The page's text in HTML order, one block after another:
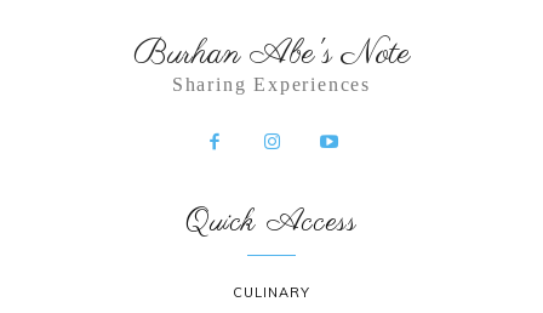
Burhan Abe's Note
Sharing Experiences
Quick Access
CULINARY